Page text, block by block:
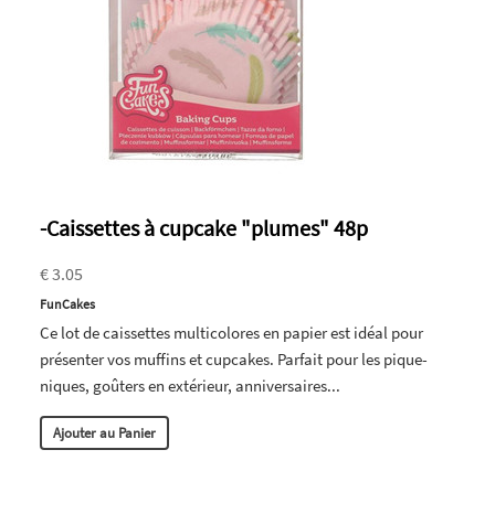
-Caissettes à cupcake "plumes" 48p
€ 3.05
FunCakes
Ce lot de caissettes multicolores en papier est idéal pour
présenter vos muffins et cupcakes. Parfait pour les pique-
niques, goûters en extérieur, anniversaires...
Ajouter au Panier